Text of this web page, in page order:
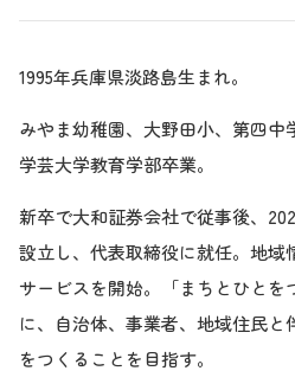
1995年兵庫県淡路島生まれ。
みやま幼稚園、大野田小、第四中
学芸大学教育学部卒業。
新卒で大和証券会社で従事後、
設立し、代表取締役に就任。地域
サービスを開始。「まちとひとを
に、自治体、事業者、地域住民と
をつくることを目指す。